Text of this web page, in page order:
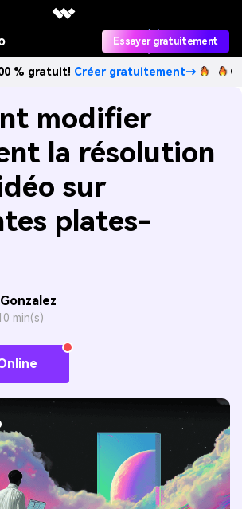
Essayer gratuitement
Créer gratuitement→ Créez des
modifier
la résolution
sur
plates-
min(s)